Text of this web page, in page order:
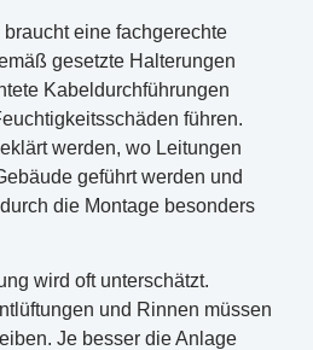
eine fachgerechte
gesetzte Halterungen
Kabeldurchführungen
führen.
werden, wo Leitungen
geführt werden und
die Montage besonders
wird oft unterschätzt.
und Rinnen müssen
Je besser die Anlage